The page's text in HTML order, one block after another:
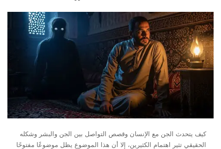
كيف يتحدث الجن مع الإنسان وقصص التواصل بين الجن والبشر وشكله
الحقيقي تثير اهتمام الكثيرين، إلا أن هذا الموضوع يظل موضوعًا مفتوحًا